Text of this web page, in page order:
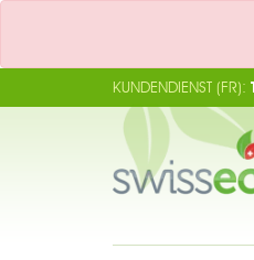
KUNDENDIENST (FR):